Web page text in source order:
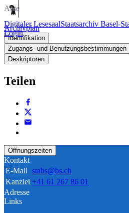
Digitaler LesesaalStaatsarchiv Basel-
Login
Akte
Archivplan
Identifikation
Zugangs- und Benutzungsbestimmungen
Deskriptoren
Teilen
Öffnungszeiten
Kontakt
E-Mail stabs@bs.ch
Kanzlei +41 61 267 86 01
Adresse
Links